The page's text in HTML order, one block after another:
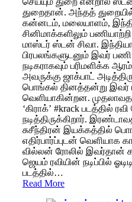
துறைதான். அந்தத்
கன்னடம், மலையாளம்,
சினிமாக்களிலும்
மாஸ்டர் ஸ்டன் சிவா.
பிரபலங்களுடனும் இவர் பணி
நடிகராகவும் பரிமளிக்க
அவருக்கு ஜாக்பாட்
பொங்கல் தினத்தன்று இவர்
வெளியாகின்றன.
‘கிராக்’ #krack படத்தில்
நடித்திருக்கிறார்.
சுசீந்திரன் இயக்கத்தில்
எதிர்பார்ப்புடன் வெளியாக
வில்லன் ரோலில் இவர்தான்
ஜெயம் ரவியின் நடிப்பில்
படத்தில்…
Read More